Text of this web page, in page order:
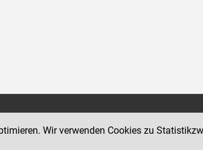
und des BMJ
Impressum
Wir verwenden Cookies zu